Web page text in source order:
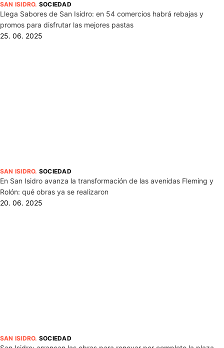
SAN ISIDRO. SOCIEDAD
Llega Sabores de San Isidro: en 54 comercios habrá rebajas y
promos para disfrutar las mejores pastas
25. 06. 2025
SAN ISIDRO. SOCIEDAD
En San Isidro avanza la transformación de las avenidas Fleming y
Rolón: qué obras ya se realizaron
20. 06. 2025
SAN ISIDRO. SOCIEDAD